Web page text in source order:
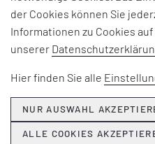
unseren
sowie
Hier erfahren Sie,
der Cookies können Sie
Informationen zu Cookies
unserer
Hier finden Sie alle
NUR AUSWAHL
ALLE COOKIES